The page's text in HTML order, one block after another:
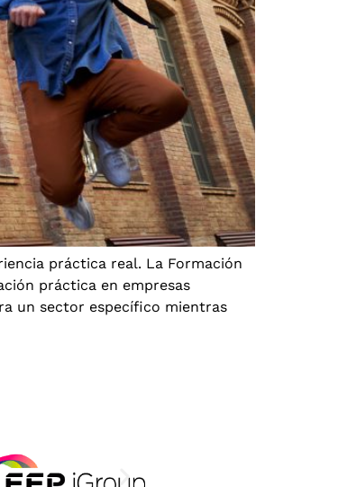
práctica real. La Formación
práctica en empresas
un sector específico mientras